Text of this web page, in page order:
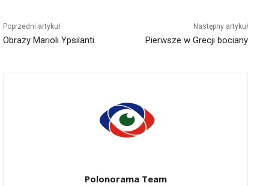
Poprzedni artykuł
Obrazy Marioli Ypsilanti
Następny artykuł
Pierwsze w Grecji bociany
Polonorama Team